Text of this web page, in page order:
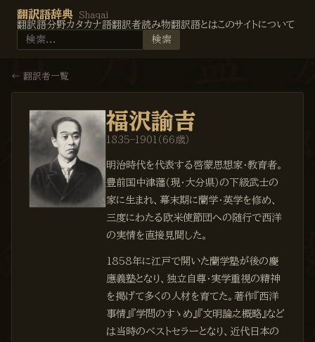
翻訳語辞典 Shaqai
翻訳語分野カタカナ語翻訳者読み物翻訳語とはこのサイトについて
検索
← 翻訳者一覧
福沢諭吉
1835–1901 （ 66歳）
明治時代を代表する啓蒙思想家・教育者。
豊前国中津藩（現・大分県）の下級武士の
家に生まれ、幕末期に蘭学・英学を修め、
三度にわたる欧米使節団への随行で西洋
の実情を直接見聞した。
1858年に江戸で開いた蘭学塾が後の慶
應義塾となり、独立自尊・実学重視の精神
を掲げて多くの人材を育てた。著作『西洋
事情』『学問のすゝめ』『文明論之概略』など
は当時のベストセラーとなり、近代日本の